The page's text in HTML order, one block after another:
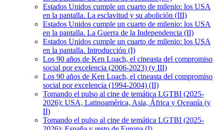
Estados Unidos cumple un cuarto de milenio: los USA
en la pantalla. La esclavitud y su abolición (III)
Estados Unidos cumple un cuarto de milenio: los USA
en la pantalla. La Guerra de la Independencia (II)
Estados Unidos cumple un cuarto de milenio: los USA
en la pantalla. Introducción (I)
Los 90 años de Ken Loach, el cineasta del compromiso
social por excelencia (2006-2023) (y III)
Los 90 años de Ken Loach, el cineasta del compromiso
social por excelencia (1994-2004) (II)
Tomando el pulso al cine de temática LGTBI (2025-
2026): USA, Latinoamérica, Asia, África y Oceanía (y
II)
Tomando el pulso al cine de temática LGTBI (2025-